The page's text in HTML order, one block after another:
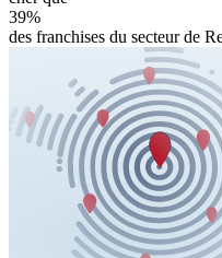
39%
des franchises du secteur de